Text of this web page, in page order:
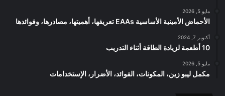
مايو 5, 2026
الأحماض الأمينية الأساسية EAAs تعريفها، أهميتها، مصادرها، وفوائدها
أكتوبر 7, 2024
10 أطعمة لزيادة الطاقة أثناء التدريب
مايو 5, 2026
مكمل ليبو زين، المكونات، الفوائد، الأضرار، الإستخدامات